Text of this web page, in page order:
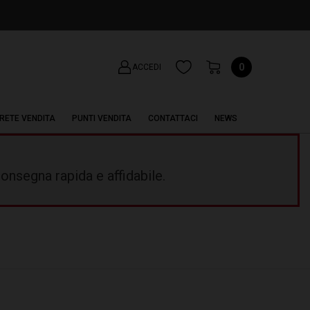
ACCEDI 0
RETE VENDITA PUNTI VENDITA CONTATTACI NEWS
rapida e affidabile.